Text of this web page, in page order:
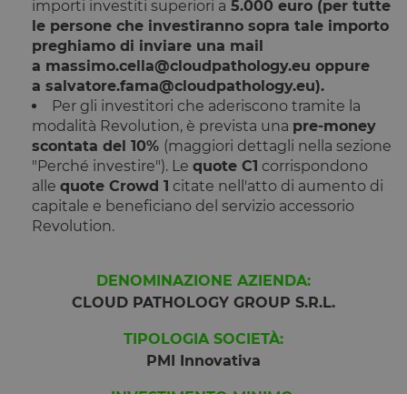
importi investiti superiori a 5.000 euro (per tutte
le persone che investiranno sopra tale importo
preghiamo di inviare una mail
a massimo.cella@cloudpathology.eu oppure
a salvatore.fama@cloudpathology.eu).
Per gli investitori che aderiscono tramite la
modalità Revolution, è prevista una pre-money
scontata del 10% (maggiori dettagli nella sezione
"Perché investire"). Le quote C1 corrispondono
alle quote Crowd 1 citate nell'atto di aumento di
capitale e beneficiano del servizio accessorio
Revolution.
DENOMINAZIONE AZIENDA:
CLOUD PATHOLOGY GROUP S.R.L.
TIPOLOGIA SOCIETÀ:
PMI Innovativa